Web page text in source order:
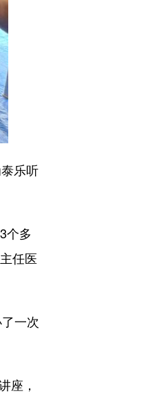
乐听
个多
任医
一次
座，